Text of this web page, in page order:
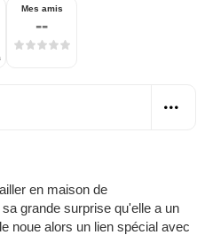
Mes amis
--
en maison de
grande surprise qu'elle a un
noue alors un lien spécial avec